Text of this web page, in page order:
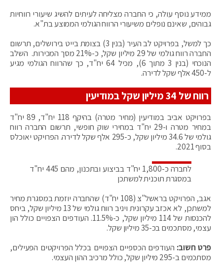
ממידע נוסף עולה, כי החברה מצליחה לעיתים להשיג שיעורי רווחיות
גבוהים, שאינם נופלים משיעורי הרווח הגולמי הממוצע בת"א.
כך למשל, בפרויקט לב העיר (בנין 3) בצומת בייט בירושלים, תרשום
החברה רווח גולמי של 29 מיליון שקל, כ-21% מסך המכירות. השלב
הנוכחי (בנין 3 מתוך 6), מכיל 64 יח"ד, כך שהרווח הגולמי מגיע
ל-450 אלף שקל לדירה.
רווח של 34 מיליון שקל במודיעין
בפרויקט אביב במודיעין (מחיר מטרה) בהיקף 118 יח"ד, 89 יח"ד
במחיר מטרה ו-29 יח"ד במחירי שוק חופשי, תרשום החברה רווח
גולמי של 34.6 מיליון שקל, כ-295 אלף שקל לדירה. הפרויקט יאוכלס
בסוף 2021.
לחברה כ-1,800 יח"ד בביצוע ובתכנון, מהם 445 יח"ד
במסגרת תוכנית למשתכן
אגב, הפרויקט בראשל"צ (108 יח"ד) שהחברה יוזמת במסגרת מחיר
למשתכן, לא אכזב עקרונית ויניב רווח גולמי של 13 מיליון שקל, ביחס
להכנסות של 114 מיליון שקל, כ-11.5%. העודפים הצפויים כולל הון
עצמי, מסתכמים בכ-35 מיליון שקל.
פרט חשוב: העודפים הכספיים הצפויים בכלל הפרויקטים הפעילים,
מסתכמים ב-295 מיליון שקל, כולל מרכיב ההון העצמי.